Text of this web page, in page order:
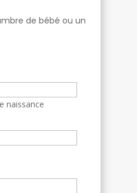
de bébé ou un
naissance